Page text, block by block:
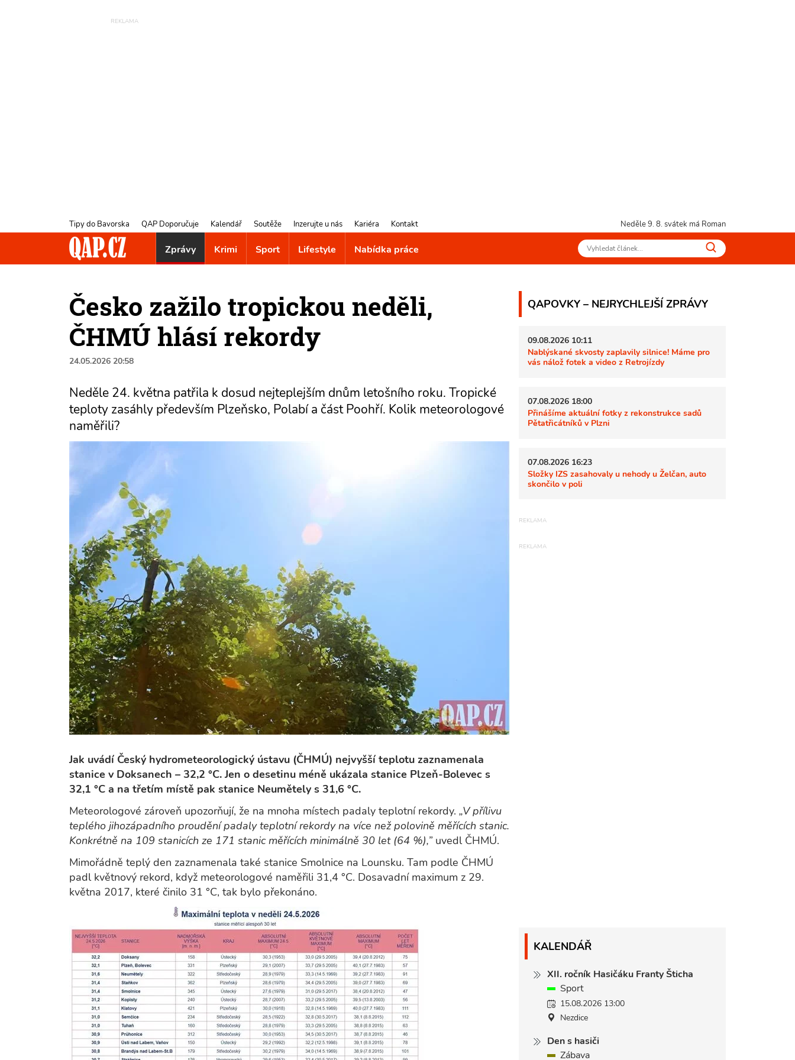
Tipy do Bavorska QAP Doporučuje Kalendář Soutěže Inzerujte u nás Kariéra Kontakt Neděle 9. 8. svátek má Roman
Zprávy Krimi Sport Lifestyle Nabídka práce
Česko zažilo tropickou neděli,
ČHMÚ hlásí rekordy
24.05.2026 20:58
Neděle 24. května patřila k dosud nejteplejším dnům letošního roku. Tropické
teploty zasáhly především Plzeňsko, Polabí a část Poohří. Kolik meteorologové
naměřili?
Jak uvádí Český hydrometeorologický ústavu (ČHMÚ) nejvyšší teplotu zaznamenala
stanice v Doksanech – 32,2 °C. Jen o desetinu méně ukázala stanice Plzeň-Bolevec s
32,1 °C a na třetím místě pak stanice Neumětely s 31,6 °C.
Meteorologové zároveň upozorňují, že na mnoha místech padaly teplotní rekordy. „V přílivu
teplého jihozápadního proudění padaly teplotní rekordy na více než polovině měřících stanic.
Konkrétně na 109 stanicích ze 171 stanic měřících minimálně 30 let (64 %),” uvedl ČHMÚ.
Mimořádně teplý den zaznamenala také stanice Smolnice na Lounsku. Tam podle ČHMÚ
padl květnový rekord, když meteorologové naměřili 31,4 °C. Dosavadní maximum z 29.
května 2017, které činilo 31 °C, tak bylo překonáno.
QAPOVKY – NEJRYCHLEJŠÍ ZPRÁVY
09.08.2026 10:11
Nablýskané skvosty zaplavily silnice! Máme pro
vás nálož fotek a video z Retrojízdy
07.08.2026 18:00
Přinášíme aktuální fotky z rekonstrukce sadů
Pětatřicátníků v Plzni
07.08.2026 16:23
Složky IZS zasahovaly u nehody u Želčan, auto
skončilo v poli
KALENDÁŘ
XII. ročník Hasičáku Franty Šticha
Sport
15.08.2026 13:00
Nezdice
Den s hasiči
Zábava